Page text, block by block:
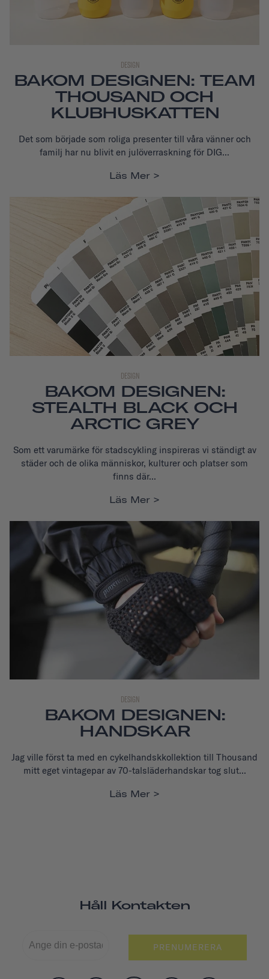
DESIGN
BAKOM DESIGNEN: TEAM
THOUSAND OCH
KLUBHUSKATTEN
Det som började som roliga presenter till våra vänner och
familj har nu blivit en julöverraskning för DIG...
Läs Mer
DESIGN
BAKOM DESIGNEN:
STEALTH BLACK OCH
ARCTIC GREY
Som ett varumärke för stadscykling inspireras vi ständigt av
städer och de olika människor, kulturer och platser som
finns där...
Läs Mer
DESIGN
BAKOM DESIGNEN:
HANDSKAR
Jag ville först ta med en cykelhandskkollektion till Thousand
mitt eget vintagepar av 70-talsläderhandskar tog slut...
Läs Mer
Håll Kontakten
PRENUMERERA